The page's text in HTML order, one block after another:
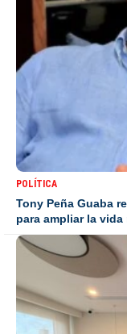
POLÍTICA
Tony Peña Guaba
para ampliar la